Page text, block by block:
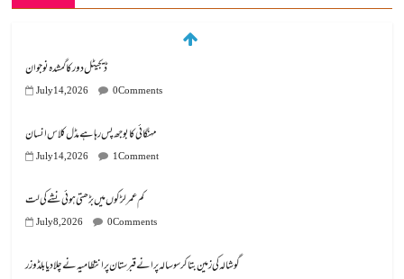
ڈیجیٹل دور کا گمشدہ نوجوان
July 14, 2026 0 Comments
مہنگائی کا بوجھ پس رہا ہے مڈل کلاس انسان
July 14, 2026 1 Comment
کم عمر لڑکوں میں بڑھتی ہوئی نشے کی لت
July 8, 2026 0 Comments
گوشالہ کی زمین بتا کر سوسالہ پرانے قبرستان پر انتظامیہ نے چلا دیا بلڈوزر